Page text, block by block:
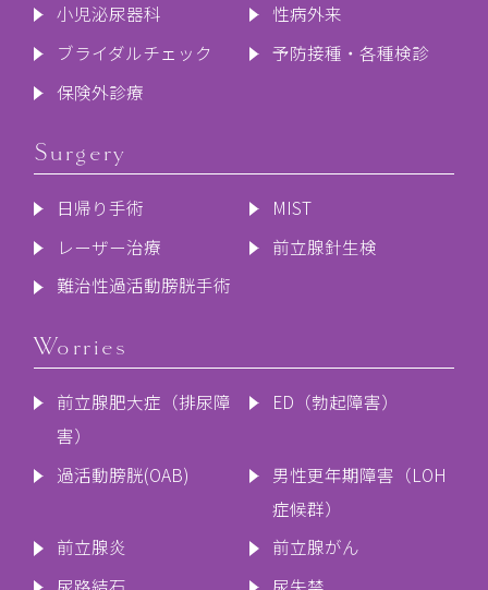
小児泌尿器科
性病外来
ブライダルチェック
予防接種・各種検診
保険外診療
Surgery
日帰り手術
MIST
レーザー治療
前立腺針生検
難治性過活動膀胱手術
Worries
前立腺肥大症（排尿障
害）
ED（勃起障害）
過活動膀胱(OAB)
男性更年期障害（LOH
症候群）
前立腺炎
前立腺がん